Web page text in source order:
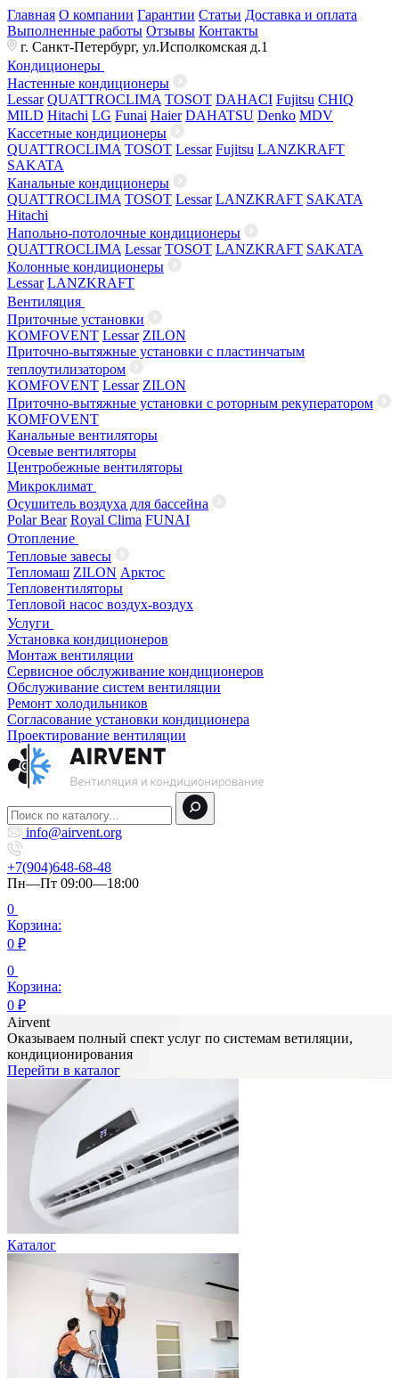
Главная О компании Гарантии Статьи Доставка и оплата
Выполненные работы Отзывы Контакты
г. Санкт-Петербург, ул.Исполкомская д.1
Кондиционеры
Настенные кондиционеры
Lessar QUATTROCLIMA TOSOT DAHACI Fujitsu CHIQ
MILD Hitachi LG Funai Haier DAHATSU Denko MDV
Кассетные кондиционеры
QUATTROCLIMA TOSOT Lessar Fujitsu LANZKRAFT
SAKATA
Канальные кондиционеры
QUATTROCLIMA TOSOT Lessar LANZKRAFT SAKATA
Hitachi
Напольно-потолочные кондиционеры
QUATTROCLIMA Lessar TOSOT LANZKRAFT SAKATA
Колонные кондиционеры
Lessar LANZKRAFT
Вентиляция
Приточные установки
KOMFOVENT Lessar ZILON
Приточно-вытяжные установки с пластинчатым
теплоутилизатором
KOMFOVENT Lessar ZILON
Приточно-вытяжные установки с роторным рекуператором
KOMFOVENT
Канальные вентиляторы
Осевые вентиляторы
Центробежные вентиляторы
Микроклимат
Осушитель воздуха для бассейна
Polar Bear Royal Clima FUNAI
Отопление
Тепловые завесы
Тепломаш ZILON Арктос
Тепловентиляторы
Тепловой насос воздух-воздух
Услуги
Установка кондиционеров
Монтаж вентиляции
Сервисное обслуживание кондиционеров
Обслуживание систем вентиляции
Ремонт холодильников
Согласование установки кондиционера
Проектирование вентиляции
info@airvent.org
+7(904)648-68-48
Пн—Пт 09:00—18:00
0
Корзина:
0 ₽
0
Корзина:
0 ₽
Airvent
Оказываем полный спект услуг по системам ветиляции,
кондиционирования
Перейти в каталог
Каталог